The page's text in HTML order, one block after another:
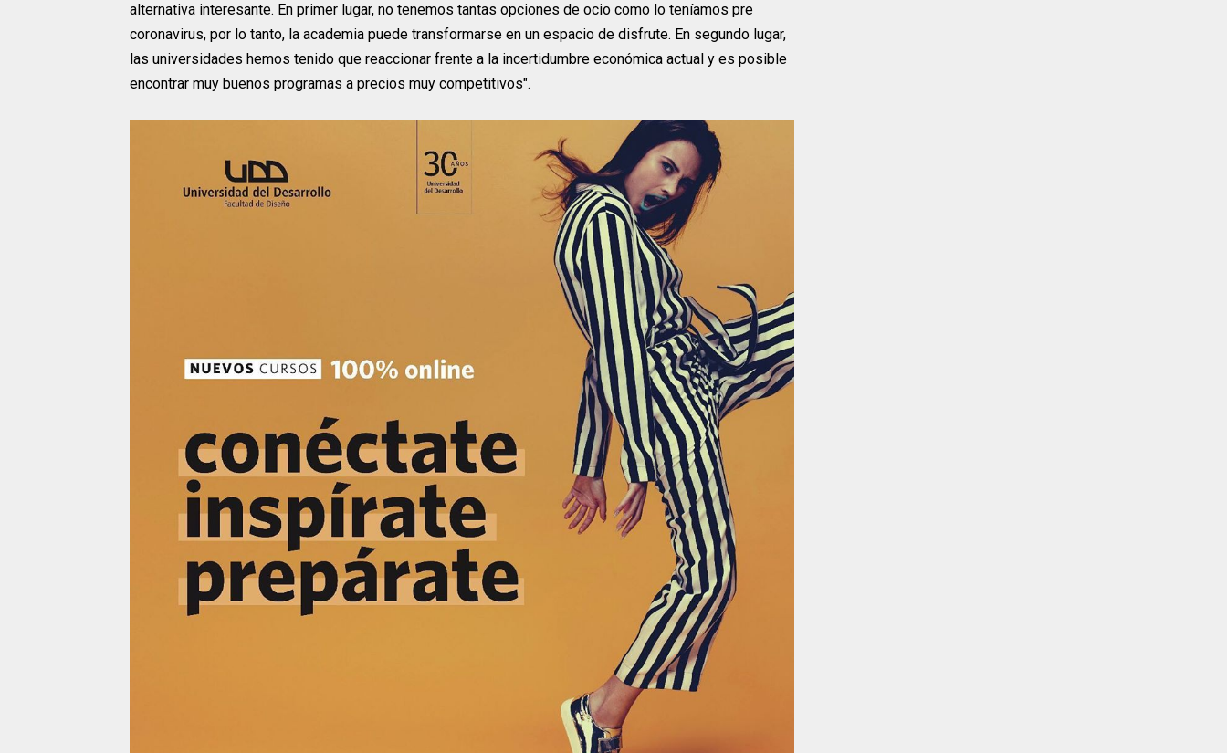
alternativa interesante. En primer lugar, no tenemos tantas opciones de ocio como lo teníamos pre
coronavirus, por lo tanto, la academia puede transformarse en un espacio de disfrute. En segundo lugar,
las universidades hemos tenido que reaccionar frente a la incertidumbre económica actual y es posible
encontrar muy buenos programas a precios muy competitivos".